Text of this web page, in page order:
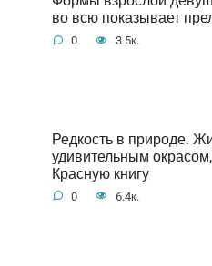
во всю показывает
0 3.5к.
Редкость в природе.
удивительным
Красную книгу
0 6.4к.